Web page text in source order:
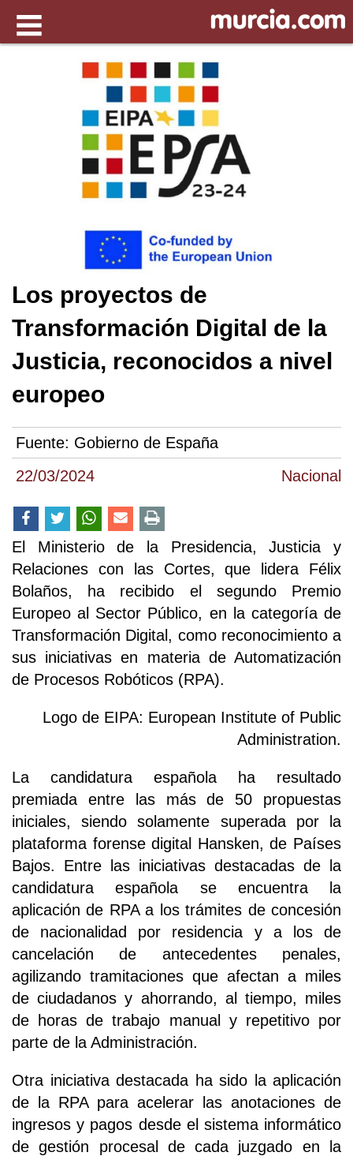
22/03/2024 Nacional
Los proyectos de
Transformación Digital de la
Justicia, reconocidos a nivel
europeo
Fuente: Gobierno de España
El Ministerio de la Presidencia, Justicia y
Relaciones con las Cortes, que lidera Félix
Bolaños, ha recibido el segundo Premio
Europeo al Sector Público, en la categoría de
Transformación Digital, como reconocimiento a
sus iniciativas en materia de Automatización
de Procesos Robóticos (RPA).
Logo de EIPA: European Institute of Public
Administration.
La candidatura española ha resultado
premiada entre las más de 50 propuestas
iniciales, siendo solamente superada por la
plataforma forense digital Hansken, de Países
Bajos. Entre las iniciativas destacadas de la
candidatura española se encuentra la
aplicación de RPA a los trámites de concesión
de nacionalidad por residencia y a los de
cancelación de antecedentes penales,
agilizando tramitaciones que afectan a miles
de ciudadanos y ahorrando, al tiempo, miles
de horas de trabajo manual y repetitivo por
parte de la Administración.
Otra iniciativa destacada ha sido la aplicación
de la RPA para acelerar las anotaciones de
ingresos y pagos desde el sistema informático
de gestión procesal de cada juzgado en la